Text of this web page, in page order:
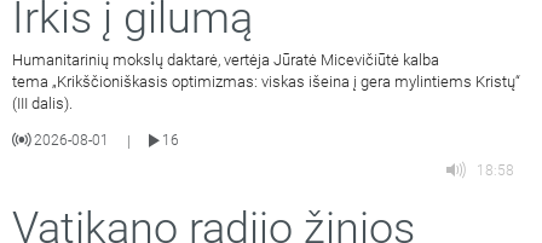
Irkis į gilumą
Humanitarinių mokslų daktarė, vertėja Jūratė Micevičiūtė kalba
tema „Krikščioniškasis optimizmas: viskas išeina į gera mylintiems Kristų“
(III dalis).
2026-08-01 |
16
18:58
Vatikano radijo žinios